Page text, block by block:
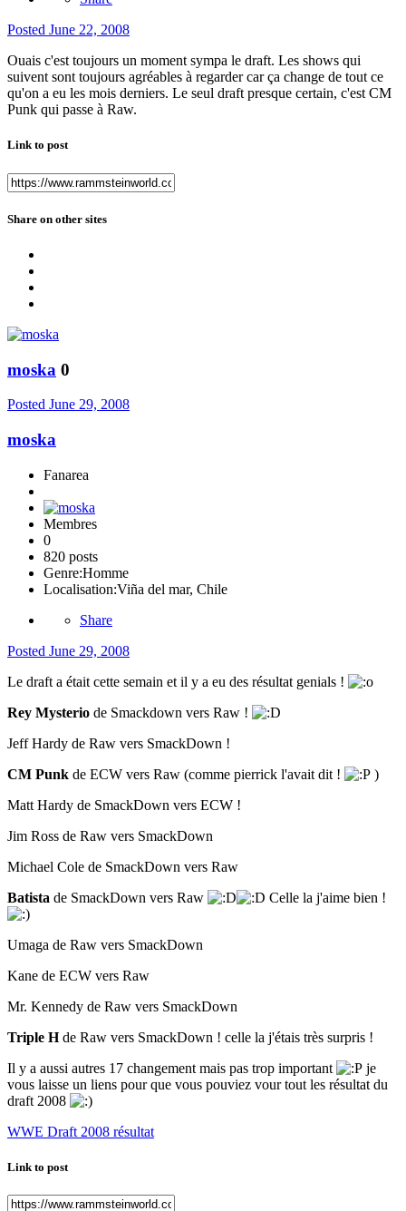
Posted June 22, 2008
Ouais c'est toujours un moment sympa le draft. Les shows qui
suivent sont toujours agréables à regarder car ça change de tout ce
qu'on a eu les mois derniers. Le seul draft presque certain, c'est CM
Punk qui passe à Raw.
Link to post
Share on other sites
moska 0
Posted June 29, 2008
moska
Fanarea
Membres
0
820 posts
Genre:Homme
Localisation:Viña del mar, Chile
Share
Posted June 29, 2008
Le draft a était cette semain et il y a eu des résultat genials !
Rey Mysterio de Smackdown vers Raw !
Jeff Hardy de Raw vers SmackDown !
CM Punk de ECW vers Raw (comme pierrick l'avait dit !
)
Matt Hardy de SmackDown vers ECW !
Jim Ross de Raw vers SmackDown
Michael Cole de SmackDown vers Raw
Batista de SmackDown vers Raw Celle la j'aime bien !
Umaga de Raw vers SmackDown
Kane de ECW vers Raw
Mr. Kennedy de Raw vers SmackDown
Triple Hde Raw vers SmackDown ! celle la j'étais très surpris !
Il y a aussi autres 17 changement mais pas trop important
je
vous laisse un liens pour que vous pouviez vour tout les résultat du
draft 2008
WWE Draft 2008 résultat
Link to post